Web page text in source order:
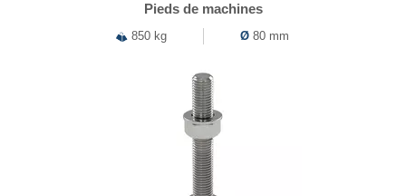
Pieds de machines
850 kg Ø 80 mm